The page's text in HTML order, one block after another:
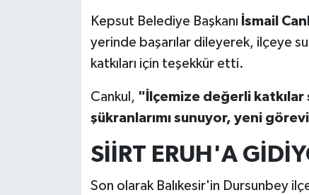
Kepsut Belediye Başkanı İsmail
yerinde başarılar dileyerek, ilçeye
katkıları için teşekkür etti.
Cankul, "İlçemize değerli katkılar
şükranlarımı sunuyor, yeni
SİİRT ERUH'A
Son olarak Balıkesir'in Dursunbey